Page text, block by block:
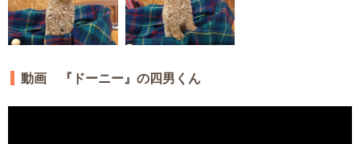
動画 『ドーニー』の四男くん